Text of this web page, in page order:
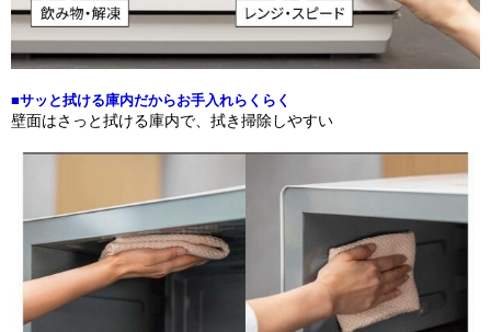
■サッと拭ける庫内だからお手入れらくらく
壁面はさっと拭ける庫内で、拭き掃除しやすい